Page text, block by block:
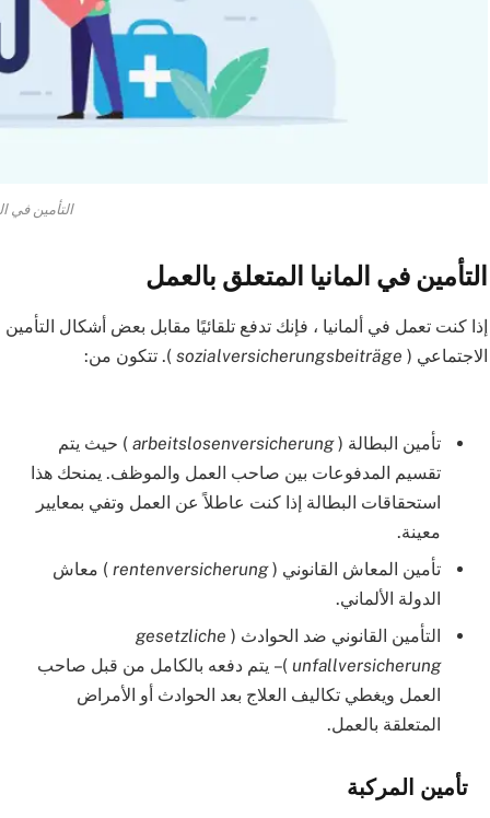
التأمين في
التأمين في المانيا المتعلق بالعمل
إذا كنت تعمل في ألمانيا ، فإنك تدفع تلقائيًا مقابل بعض أشكال
الاجتماعي ( sozialversicherungsbeiträge ). تتكون من:
تأمين البطالة (arbeitslosenversicherung ) حيث يتم
تقسيم المدفوعات بين صاحب العمل والموظف. يمنحك هذا
استحقاقات البطالة إذا كنت عاطلاً عن العمل وتفي بمعايير
معينة.
تأمين المعاش القانوني (rentenversicherung ) معاش
الدولة الألماني.
التأمين القانوني ضد الحوادث ( gesetzliche
unfallversicherung ) – يتم دفعه بالكامل من قبل صاحب
العمل ويغطي تكاليف العلاج بعد الحوادث أو الأمراض
المتعلقة بالعمل.
تأمين المركبة